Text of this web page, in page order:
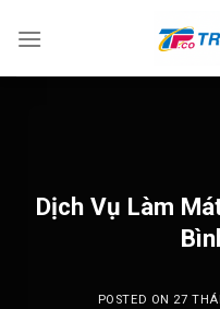
Dịch Vụ Làm
POSTED ON 27